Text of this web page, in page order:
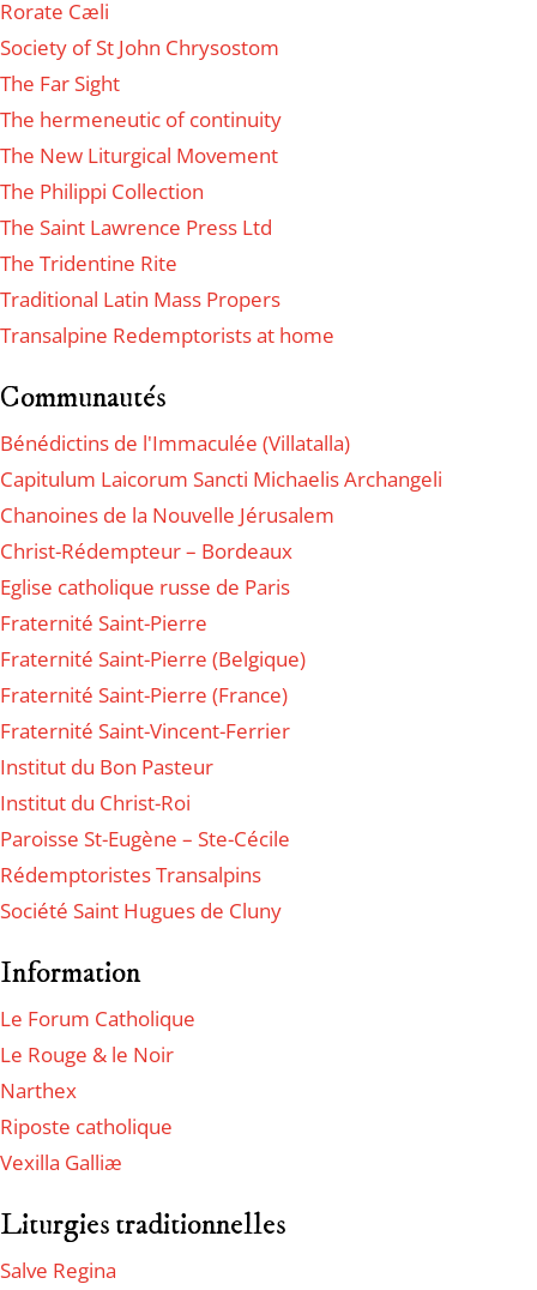
Rorate Cæli
Society of St John Chrysostom
The Far Sight
The hermeneutic of continuity
The New Liturgical Movement
The Philippi Collection
The Saint Lawrence Press Ltd
The Tridentine Rite
Traditional Latin Mass Propers
Transalpine Redemptorists at home
Communautés
Bénédictins de l'Immaculée (Villatalla)
Capitulum Laicorum Sancti Michaelis Archangeli
Chanoines de la Nouvelle Jérusalem
Christ-Rédempteur – Bordeaux
Eglise catholique russe de Paris
Fraternité Saint-Pierre
Fraternité Saint-Pierre (Belgique)
Fraternité Saint-Pierre (France)
Fraternité Saint-Vincent-Ferrier
Institut du Bon Pasteur
Institut du Christ-Roi
Paroisse St-Eugène – Ste-Cécile
Rédemptoristes Transalpins
Société Saint Hugues de Cluny
Information
Le Forum Catholique
Le Rouge & le Noir
Narthex
Riposte catholique
Vexilla Galliæ
Liturgies traditionnelles
Salve Regina